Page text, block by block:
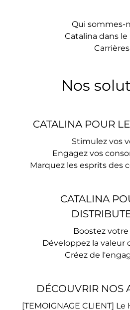
Qui sommes-
Catalina dans
Carrières
Nos
CATALINA POUR
Stimulez vos
Engagez vos
Marquez les esprits des
CATALINA
Boostez
Développez la valeur
Créez de
DÉCOUVRIR NOS
[TEMOIGNAGE CLIENT]